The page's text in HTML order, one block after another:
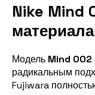
Nike Mind
Модель Mind 002
радикальным
Fujiwara